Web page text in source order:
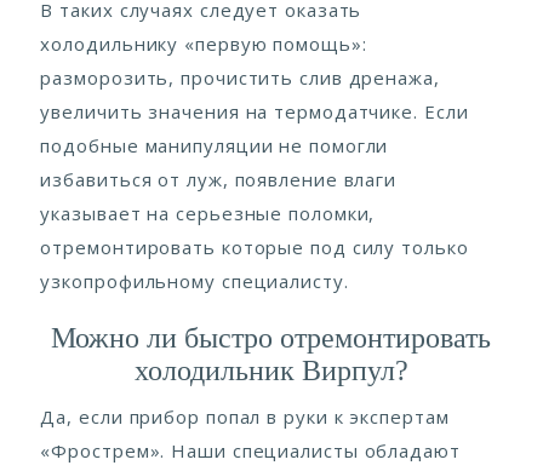
В таких случаях следует оказать
холодильнику «первую помощь»:
разморозить, прочистить слив дренажа,
увеличить значения на термодатчике. Если
подобные манипуляции не помогли
избавиться от луж, появление влаги
указывает на серьезные поломки,
отремонтировать которые под силу только
узкопрофильному специалисту.
Можно ли быстро отремонтировать
холодильник Вирпул?
Да, если прибор попал в руки к экспертам
«Фрострем». Наши специалисты обладают